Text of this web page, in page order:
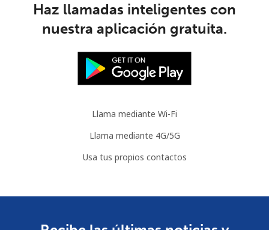
Haz llamadas inteligentes con
nuestra aplicación gratuita.
Llama mediante Wi-Fi
Llama mediante 4G/5G
Usa tus propios contactos